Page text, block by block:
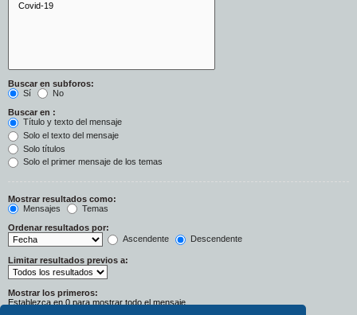
Buscar en subforos:
Sí
No
Buscar en :
Título y texto del mensaje
Solo el texto del mensaje
Solo títulos
Solo el primer mensaje de los temas
Mostrar resultados como:
Mensajes
Temas
Ordenar resultados por:
Ascendente
Descendente
Limitar resultados previos a:
Mostrar los primeros:
Establezca en 0 para mostrar todo el mensaje.